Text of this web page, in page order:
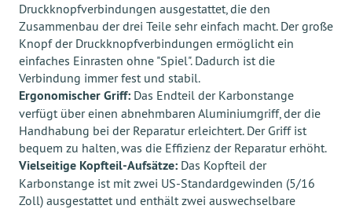
Druckknopfverbindungen ausgestattet, die den
Zusammenbau der drei Teile sehr einfach macht. Der große
Knopf der Druckknopfverbindungen ermöglicht ein
einfaches Einrasten ohne "Spiel". Dadurch ist die
Verbindung immer fest und stabil.
Ergonomischer Griff: Das Endteil der Karbonstange
verfügt über einen abnehmbaren Aluminiumgriff, der die
Handhabung bei der Reparatur erleichtert. Der Griff ist
bequem zu halten, was die Effizienz der Reparatur erhöht.
Vielseitige Kopfteil-Aufsätze: Das Kopfteil der
Karbonstange ist mit zwei US-Standardgewinden (5/16
Zoll) ausgestattet und enthält zwei auswechselbare